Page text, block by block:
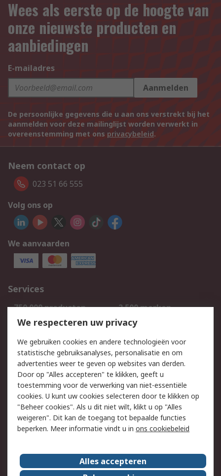
Wees als eerste op de hoogte van
onze nieuwste producten en
aanbiedingen
E-mailadres
Aanmelden
De persoonlijke gegevens die u aan ons verstrekt bij het
aanmelden voor deze mailinglijst worden verwerkt in
overeenstemming met ons privacybeleid.
Neem contact op
023 51 66 555
Volg ons op
We aanvaarden
Services
750.000 producten
2.500 merken
Bestellen
Inkoopoplossingen
Track & Trace
Wettelijk
Cookiebeleid
Email veiligheid
Privacybeleid
Websitevoorwaarden
Algemene
verkoopvoorwaarden
Over RS
We respecteren uw privacy
We gebruiken cookies en andere technologieën voor
statistische gebruiksanalyses, personalisatie en om
advertenties weer te geven op websites van derden.
Door op "Alles accepteren" te klikken, geeft u
toestemming voor de verwerking van niet-essentiële
cookies. U kunt uw cookies selecteren door te klikken op
"Beheer cookies". Als u dit niet wilt, klikt u op "Alles
weigeren". Dit kan de toegang tot bepaalde functies
beperken. Meer informatie vindt u in ons cookiebeleid
Alles accepteren